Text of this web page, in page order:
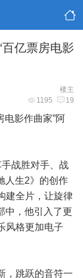
百亿票房电影
楼主
1195 19
电影作曲家”阿
战胜对手、战
人生2》的创作
建全片，让旋律
中，他引入了更
风格更加电子
，跳跃的音符一